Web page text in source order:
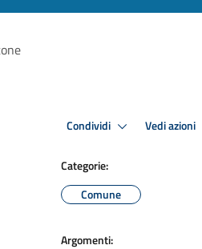
Condividi Vedi azioni
Categorie:
Comune
Argomenti: